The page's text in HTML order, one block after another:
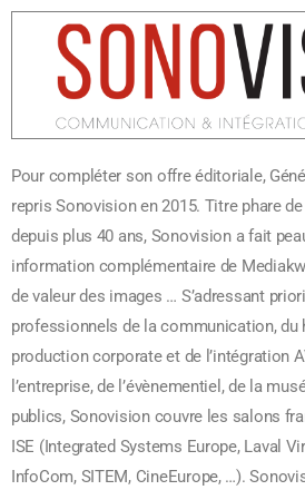
Pour compléter son offre éditoriale,
repris Sonovision en 2015. Titre phare
depuis plus 40 ans, Sonovision a fait
information complémentaire de
de valeur des images … S’adressant
professionnels de la communication, du
production corporate et de l’intégration
l’entreprise, de l’évènementiel, de la
publics, Sonovision couvre les salons
ISE (Integrated Systems Europe, Laval
InfoCom, SITEM, CineEurope, …).